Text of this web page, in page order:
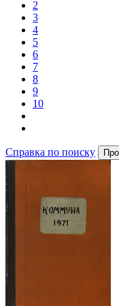
2
3
4
5
6
7
8
9
10
Справка по поиску